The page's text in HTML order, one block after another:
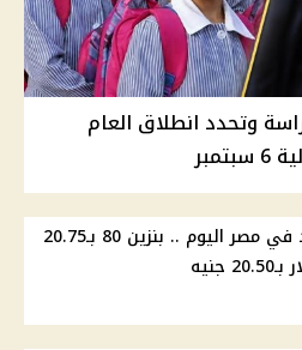
وتحدد انطلاق العام
أسعار الوقود في مصر اليوم .. بنزين 80 بـ20.75
جنيه